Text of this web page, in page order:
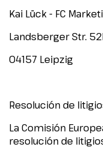
Kai Lück - FC
Landsberger Str.
04157 Leipzig
Resolución de
La Comisión
resolución de